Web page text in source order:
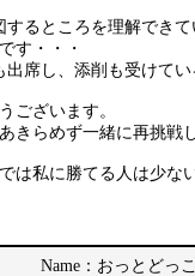
するところを理解でき
す・・・
出席し、添削も受けて
ございます。
きらめず一緒に再挑戦
は私に勝てる人は少な
Name：おっとどっ